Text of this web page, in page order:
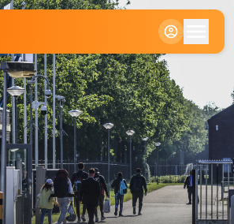
Klein
Standaard
Groot